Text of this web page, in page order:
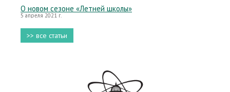
О новом сезоне «Летней школы»
5 апреля 2021 г.
>> все статьи